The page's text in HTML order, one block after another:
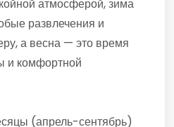
атмосферой, зима
развлечения и
а весна — это время
и комфортной
(апрель-сентябрь)